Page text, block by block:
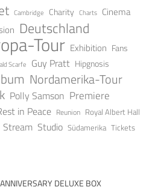
Cambridge Charity Charts Cinema
Deutschland
Tour Exhibition Fans
Scarfe Guy Pratt Hipgnosis
Nordamerika-Tour
Polly Samson Premiere
in Peace Reunion Royal Albert Hall
Stream Studio Südamerika Tickets
DELUXE BOX